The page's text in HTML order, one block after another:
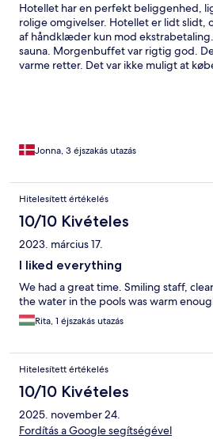
Hotellet har en perfekt beliggenhed,
rolige omgivelser. Hotellet er lidt slidt,
af håndklæder kun mod
sauna. Morgenbuffet var rigtig god.
varme retter. Det var ikke muligt at
Jonna, 3 éjszakás utazás
Hitelesített értékelés
10/10 Kivételes
2023. március 17.
I liked everything
We had a great time. Smiling staff,
the water in the pools was warm
Rita, 1 éjszakás utazás
Hitelesített értékelés
10/10 Kivételes
2025. november 24.
Fordítás a Google segítségével